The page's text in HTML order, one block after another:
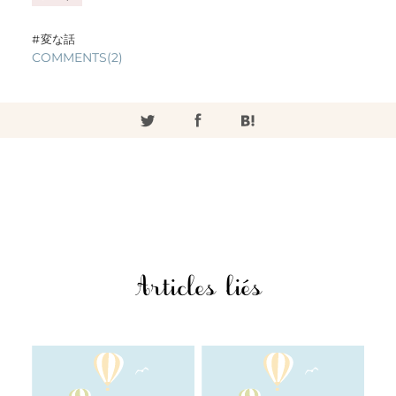
変な話
COMMENTS(2)
Articles liés